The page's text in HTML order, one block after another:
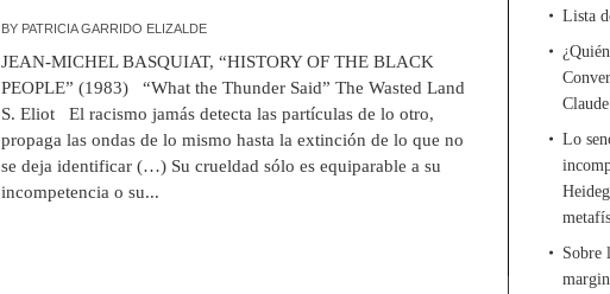
BY PATRICIA GARRIDO ELIZALDE
JEAN-MICHEL BASQUIAT, “HISTORY OF THE BLACK
PEOPLE” (1983) “What the Thunder Said” The Wasted Land
S. Eliot El racismo jamás detecta las partículas de lo otro,
propaga las ondas de lo mismo hasta la extinción de lo que no
se deja identificar (…) Su crueldad sólo es equiparable a su
incompetencia o su...
Lista
Lo
Sobre